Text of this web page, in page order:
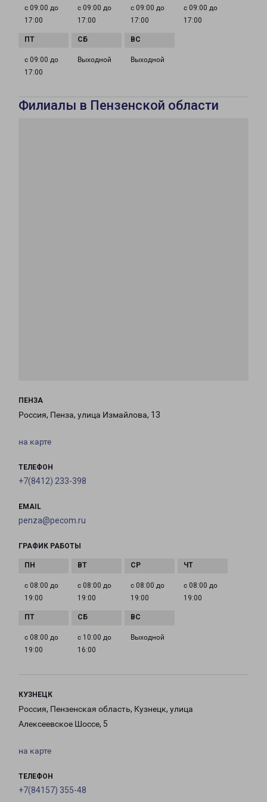
с 09:00 до
17:00
с 09:00 до
17:00
с 09:00 до
17:00
с 09:00 до
17:00
с 09:00 до
17:00
Выходной Выходной
Филиалы в Пензенской области
ПЕНЗА
Россия, Пенза, улица Измайлова, 13
на карте
ТЕЛЕФОН
+7(8412) 233-398
EMAIL
penza@pecom.ru
ГРАФИК РАБОТЫ
с 08:00 до
19:00
с 08:00 до
19:00
с 08:00 до
19:00
с 08:00 до
19:00
с 08:00 до
19:00
с 10:00 до
16:00
Выходной
КУЗНЕЦК
Россия, Пензенская область, Кузнецк, улица
Алексеевское Шоссе, 5
на карте
ТЕЛЕФОН
+7(84157) 355-48